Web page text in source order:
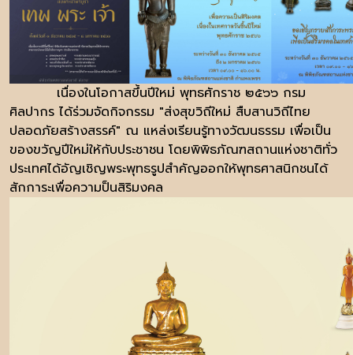
เนื่องในโอกาสขึ้นปีใหม่ พุทธศักราช ๒๕๖๖ กรม
ศิลปากร ได้ร่วมจัดกิจกรรม "ส่งสุขวิถีใหม่ สืบสานวิถีไทย
ปลอดภัยสร้างสรรค์" ณ แหล่งเรียนรู้ทางวัฒนธรรม เพื่อเป็น
ของขวัญปีใหม่ให้กับประชาชน โดยพิพิธภัณฑสถานแห่งชาติทั่ว
ประเทศได้อัญเชิญพระพุทธรูปสำคัญออกให้พุทธศาสนิกชนได้
สักการะเพื่อความป็นสิริมงคล